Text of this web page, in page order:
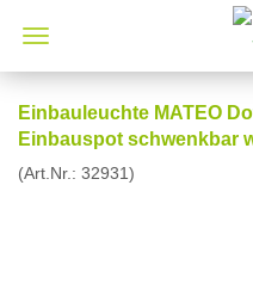
Einbauleuchte MATEO
Einbauspot schwenkbar
(Art.Nr.: 32931)